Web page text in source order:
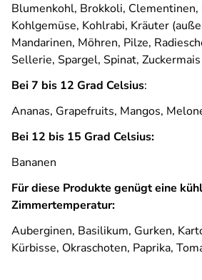
Blumenkohl, Brokkoli, Clementinen,
Kohlgemüse, Kohlrabi, Kräuter
Mandarinen, Möhren, Pilze,
Sellerie, Spargel, Spinat, Zuckermais
Bei 7 bis 12 Grad Celsius:
Ananas, Grapefruits, Mangos,
Bei 12 bis 15 Grad Celsius:
Bananen
Für diese Produkte genügt eine
Zimmertemperatur:
Auberginen, Basilikum, Gurken,
Kürbisse, Okraschoten, Paprika,